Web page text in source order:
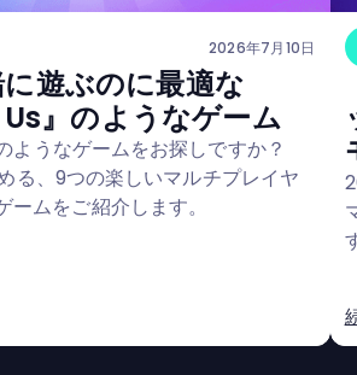
2026年7月10日
遊ぶのに最適な
』のようなゲーム
ようなゲームをお探しですか？
る、9つの楽しいマルチプレイヤ
ムをご紹介します。